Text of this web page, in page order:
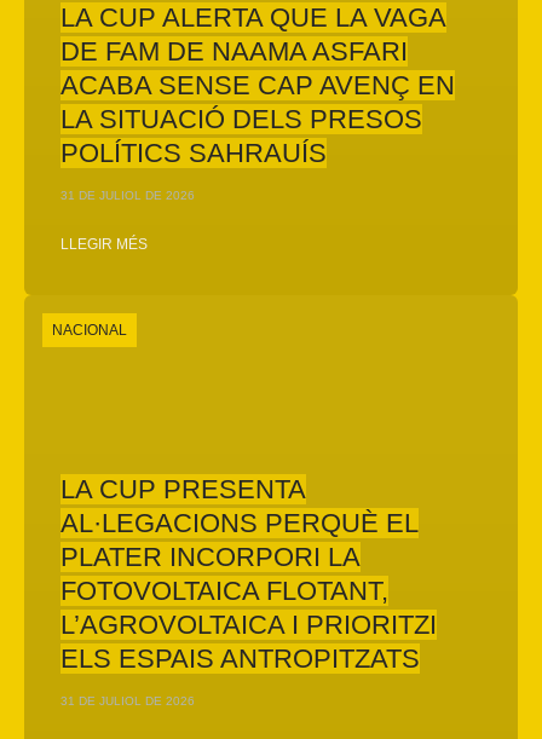
LA CUP ALERTA QUE LA VAGA
DE FAM DE NAAMA ASFARI
ACABA SENSE CAP AVENÇ EN
LA SITUACIÓ DELS PRESOS
POLÍTICS SAHRAUÍS
31 DE JULIOL DE 2026
LLEGIR MÉS
LA CUP PRESENTA
AL·LEGACIONS PERQUÈ EL
PLATER INCORPORI LA
FOTOVOLTAICA FLOTANT,
L’AGROVOLTAICA I PRIORITZI
ELS ESPAIS ANTROPITZATS
31 DE JULIOL DE 2026
NACIONAL